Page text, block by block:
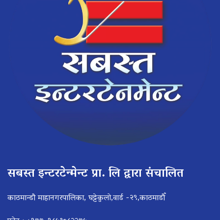
सबस्त इन्टरटेन्मेन्ट प्रा. लि द्वारा संचालित
काठमान्डौ माहानगरपालिका, घट्टेकुलो,वार्ड -२९,काठमाडौँ